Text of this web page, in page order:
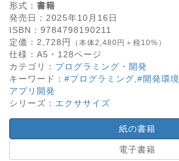
形式： 書籍
発売日： 2025年10月16日
ISBN： 9784798190211
定価： 2,728 円 （本体2,480円＋税10%）
仕様： A5・ 128ページ
カテゴリ： プログラミング・開発
キーワード： #プログラミング #開発環境
アプリ開発
シリーズ： エクササイズ
紙の書籍
電子書籍